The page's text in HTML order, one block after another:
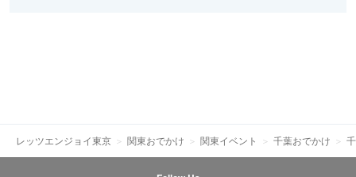
レッツエンジョイ東京 関東おでかけ 関東イベント 千葉おでかけ